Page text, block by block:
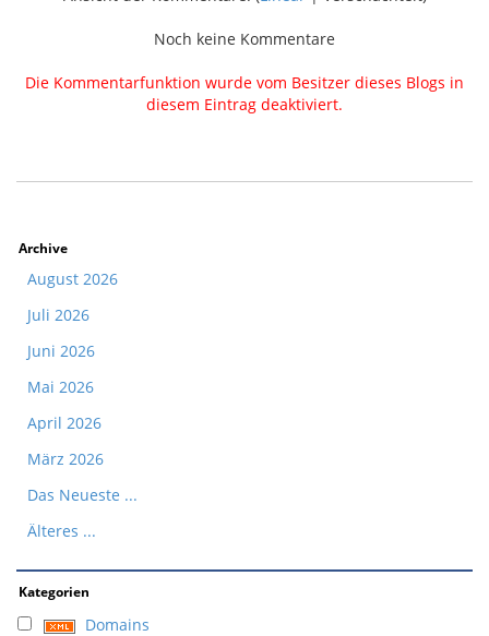
Noch keine Kommentare
Die Kommentarfunktion wurde vom Besitzer dieses Blogs in
diesem Eintrag deaktiviert.
Archive
August 2026
Juli 2026
Juni 2026
Mai 2026
April 2026
März 2026
Das Neueste ...
Älteres ...
Kategorien
Domains